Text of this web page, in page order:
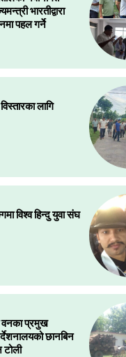
भारतीद्वारा
पहल गर्ने
लागि
विश्व हिन्दु युवा संघ
वनका प्रमुख
छानबिन
टोली